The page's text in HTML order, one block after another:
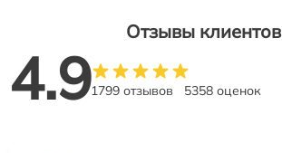
Отзывы клиентов
4.91799 отзывов 5358 оценок